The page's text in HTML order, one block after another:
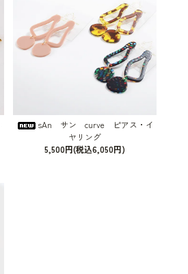
sAn サン curve ピアス・イ
ヤリング
5,500円(税込6,050円)